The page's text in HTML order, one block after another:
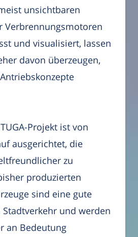
unsichtbaren
Verbrennungsmotoren
und visualisiert, lassen
davon überzeugen,
Projekt ist von
ausgerichtet, die
zu
produzierten
sind eine gute
und werden
an Bedeutung